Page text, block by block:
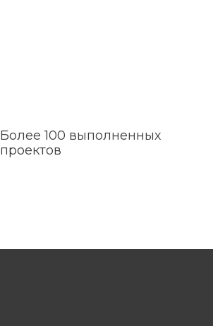
Более 100 выполненных
проектов